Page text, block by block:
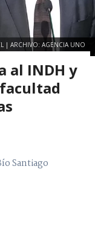
| ARCHIVO: AGENCIA UNO
al INDH y
Santiago